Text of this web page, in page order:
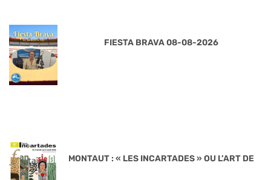
FIESTA BRAVA 08-08-2026
MONTAUT : « LES INCARTADES » OU L’ART DE